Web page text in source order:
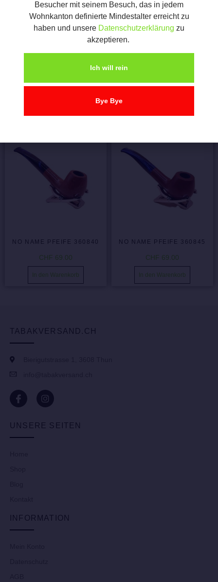
NO NAME PFEIFE 360830
CHF69.00
NO NAME PFEIFE 360835
CHF69.00
NO NAME PFEIFE 360840
CHF 69.00
In den Warenkorb
NO NAME PFEIFE 360845
CHF 69.00
In den Warenkorb
TABAKVERSAND.CH
UNSERE SEITEN
INFORMATION
Besucher mit seinem Besuch, das in jedem
Wohnkanton definierte Mindestalter erreicht zu
haben und unsere Datenschutzerklärung zu
akzeptieren.
Ich will rein
Bye Bye